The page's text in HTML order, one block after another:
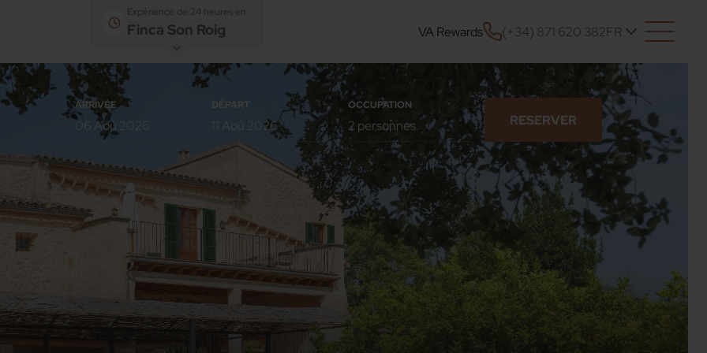
Expérience de 24 heures en
Finca Son Roig VA Rewards (+34) 871 620 382FR
ARRIVÉE DÉPART OCCUPATION
Chambres Adultes Enfants
Chambres 1
Ajouter une chambre CONFIRMER
RESERVER